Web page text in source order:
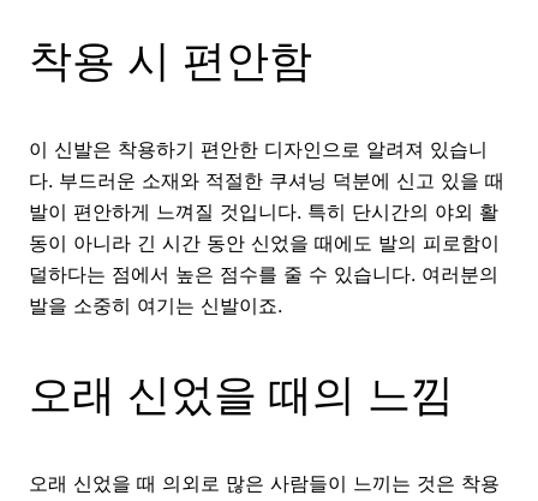
착용 시 편안함
이 신발은 착용하기 편안한 디자인으로 알려져 있습니
다. 부드러운 소재와 적절한 쿠셔닝 덕분에 신고 있을 때
발이 편안하게 느껴질 것입니다. 특히 단시간의 야외 활
동이 아니라 긴 시간 동안 신었을 때에도 발의 피로함이
덜하다는 점에서 높은 점수를 줄 수 있습니다. 여러분의
발을 소중히 여기는 신발이죠.
오래 신었을 때의 느낌
오래 신었을 때 의외로 많은 사람들이 느끼는 것은 착용